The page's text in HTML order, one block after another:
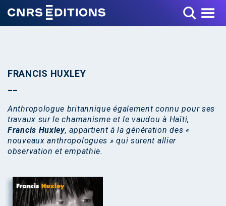
Toggle Menu
FRANCIS HUXLEY
Anthropologue britannique également connu pour ses
travaux sur le chamanisme et le vaudou à Haïti,
Francis Huxley, appartient à la génération des «
nouveaux anthropologues » qui surent allier
observation et empathie.